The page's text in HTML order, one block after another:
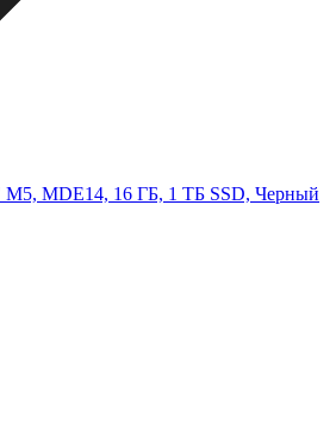
M5, MDE14, 16 ГБ, 1 ТБ SSD, Черный